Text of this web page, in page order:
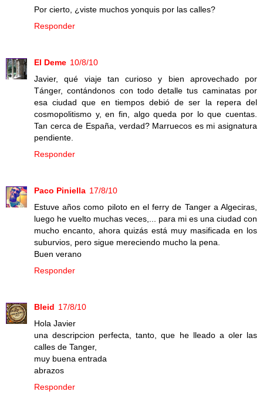
Por cierto, ¿viste muchos yonquis por las calles?
Responder
El Deme 10/8/10
Javier, qué viaje tan curioso y bien aprovechado por
Tánger, contándonos con todo detalle tus caminatas por
esa ciudad que en tiempos debió de ser la repera del
cosmopolitismo y, en fin, algo queda por lo que cuentas.
Tan cerca de España, verdad? Marruecos es mi asignatura
pendiente.
Responder
Paco Piniella 17/8/10
Estuve años como piloto en el ferry de Tanger a Algeciras,
luego he vuelto muchas veces,... para mi es una ciudad con
mucho encanto, ahora quizás está muy masificada en los
suburvios, pero sigue mereciendo mucho la pena.
Buen verano
Responder
Bleid 17/8/10
Hola Javier
una descripcion perfecta, tanto, que he lleado a oler las
calles de Tanger,
muy buena entrada
abrazos
Responder